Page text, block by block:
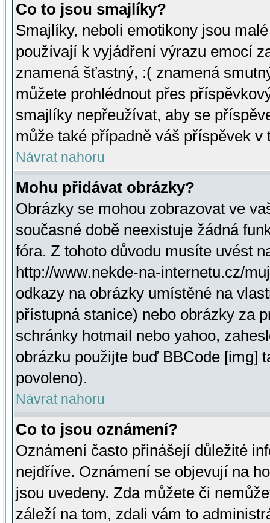
Co to jsou smajlíky?
Smajlíky, neboli emotikony jsou
používají k vyjádření výrazu emocí
znamená šťastný, :( znamená
můžete prohlédnout přes
smajlíky nepřeužívat, aby se
může také případně váš příspěvek v
Návrat nahoru
Mohu přidávat obrázky?
Obrázky se mohou zobrazovat ve
současné době neexistuje žádná
fóra. Z tohoto důvodu musíte uvést
http://www.nekde-na-internetu.cz/
odkazy na obrázky umístěné na
přístupná stanice) nebo obrázky za
schránky hotmail nebo yahoo,
obrázku použijte buď BBCode [img]
povoleno).
Návrat nahoru
Co to jsou oznámení?
Oznámení často přinášejí důležité
nejdříve. Oznámení se objevují na
jsou uvedeny. Zda můžete či
záleží na tom, zdali vám to